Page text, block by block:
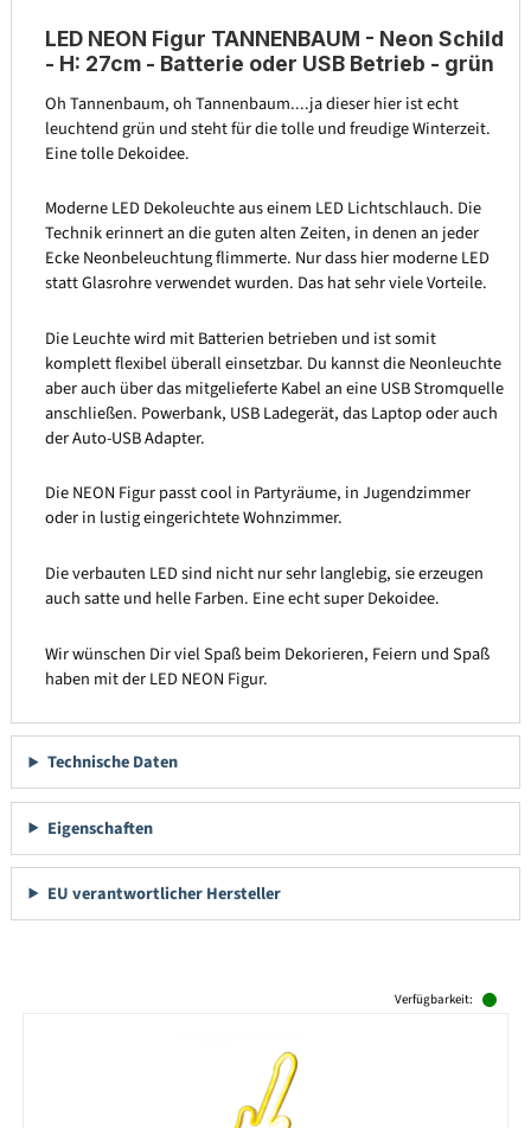
LED NEON Figur TANNENBAUM - Neon Schild
- H: 27cm - Batterie oder USB Betrieb - grün
Oh Tannenbaum, oh Tannenbaum....ja dieser hier ist echt
leuchtend grün und steht für die tolle und freudige Winterzeit.
Eine tolle Dekoidee.
Moderne LED Dekoleuchte aus einem LED Lichtschlauch. Die
Technik erinnert an die guten alten Zeiten, in denen an jeder
Ecke Neonbeleuchtung flimmerte. Nur dass hier moderne LED
statt Glasrohre verwendet wurden. Das hat sehr viele Vorteile.
Die Leuchte wird mit Batterien betrieben und ist somit
komplett flexibel überall einsetzbar. Du kannst die Neonleuchte
aber auch über das mitgelieferte Kabel an eine USB Stromquelle
anschließen. Powerbank, USB Ladegerät, das Laptop oder auch
der Auto-USB Adapter.
Die NEON Figur passt cool in Partyräume, in Jugendzimmer
oder in lustig eingerichtete Wohnzimmer.
Die verbauten LED sind nicht nur sehr langlebig, sie erzeugen
auch satte und helle Farben. Eine echt super Dekoidee.
Wir wünschen Dir viel Spaß beim Dekorieren, Feiern und Spaß
haben mit der LED NEON Figur.
Technische Daten
Eigenschaften
EU verantwortlicher Hersteller
Verfügbarkeit: